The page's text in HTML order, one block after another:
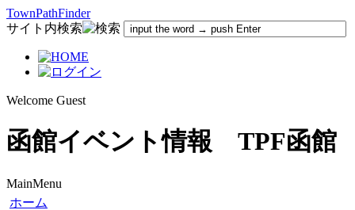
TownPathFinder
サイト内検索
Welcome Guest
函館イベント情報 TPF函館
MainMenu
ホーム